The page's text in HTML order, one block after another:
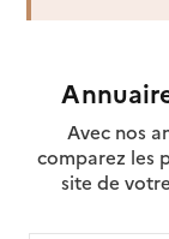
Avec nos
comparez les
site de